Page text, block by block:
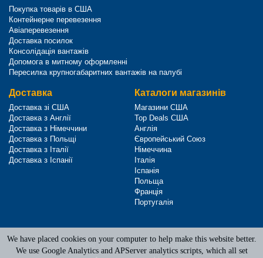
Покупка товарів в США
Контейнерне перевезення
Авіаперевезення
Доставка посилок
Консолідація вантажів
Допомога в митному оформленні
Пересилка крупногабаритних вантажів на палубі
Доставка
Доставка зі США
Доставка з Англії
Доставка з Німеччини
Доставка з Польщі
Доставка з Італії
Доставка з Іспанії
Каталоги магазинів
Магазини США
Top Deals США
Англія
Європейський Союз
Німеччина
Італія
Іспанія
Польща
Франція
Португалія
Terms of Service
Privacy Policy
We have placed cookies on your computer to help make this website better.
We use Google Analytics and APServer analytics scripts, which all set